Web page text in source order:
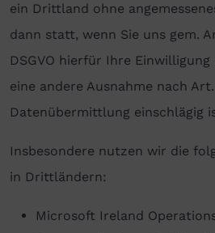
ein Drittland ohne
dann statt, wenn Sie uns gem.
DSGVO hierfür Ihre
eine andere Ausnahme nach
Datenübermittlung einschlägig
Insbesondere nutzen wir die
in Drittländern:
Microsoft Ireland